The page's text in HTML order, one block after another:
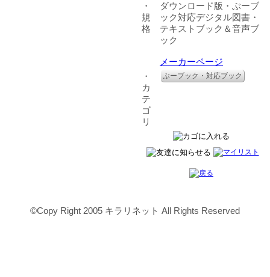
・
規
格
ダウンロード版・ぶーブ
ック対応デジタル図書・
テキストブック＆音声ブ
ック
メーカーページ
・
カ
テ
ゴ
リ
ぶーブック・対応ブック
©Copy Right 2005 キラリネット All Rights Reserved